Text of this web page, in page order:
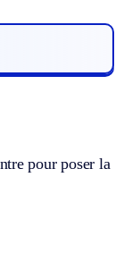
pour poser la